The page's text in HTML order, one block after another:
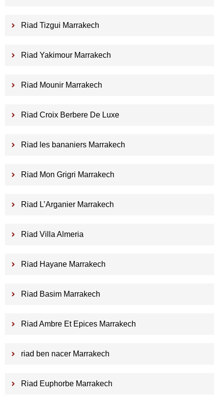
Riad Tizgui Marrakech
Riad Yakimour Marrakech
Riad Mounir Marrakech
Riad Croix Berbere De Luxe
Riad les bananiers Marrakech
Riad Mon Grigri Marrakech
Riad L’Arganier Marrakech
Riad Villa Almeria
Riad Hayane Marrakech
Riad Basim Marrakech
Riad Ambre Et Epices Marrakech
riad ben nacer Marrakech
Riad Euphorbe Marrakech